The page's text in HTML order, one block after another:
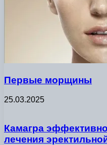
Первые морщины
25.03.2025
Камагра
лечения